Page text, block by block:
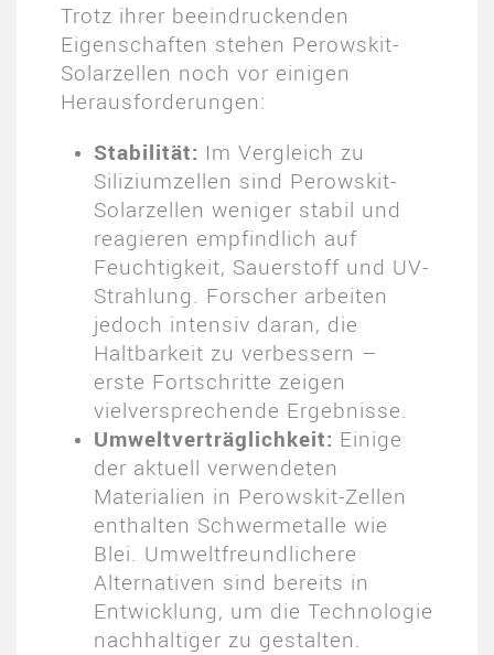
Trotz ihrer beeindruckenden
Eigenschaften stehen Perowskit-
Solarzellen noch vor einigen
Herausforderungen:
Stabilität: Im Vergleich zu
Siliziumzellen sind Perowskit-
Solarzellen weniger stabil und
reagieren empfindlich auf
Feuchtigkeit, Sauerstoff und UV-
Strahlung. Forscher arbeiten
jedoch intensiv daran, die
Haltbarkeit zu verbessern –
erste Fortschritte zeigen
vielversprechende Ergebnisse.
Umweltverträglichkeit: Einige
der aktuell verwendeten
Materialien in Perowskit-Zellen
enthalten Schwermetalle wie
Blei. Umweltfreundlichere
Alternativen sind bereits in
Entwicklung, um die Technologie
nachhaltiger zu gestalten.